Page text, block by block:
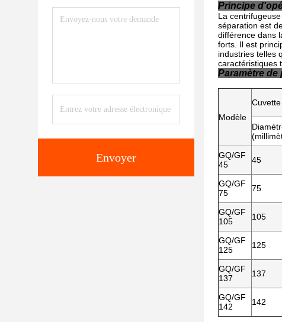
Envoyer
Principe
La
séparation est
différence dans
forts. Il est
industries telles
caractéristiques
Paramètre de
Modèle
Cuvette
GQ/GF
45
45
GQ/GF
75
75
GQ/GF
105
105
GQ/GF
125
125
GQ/GF
137
137
GQ/GF
142
142